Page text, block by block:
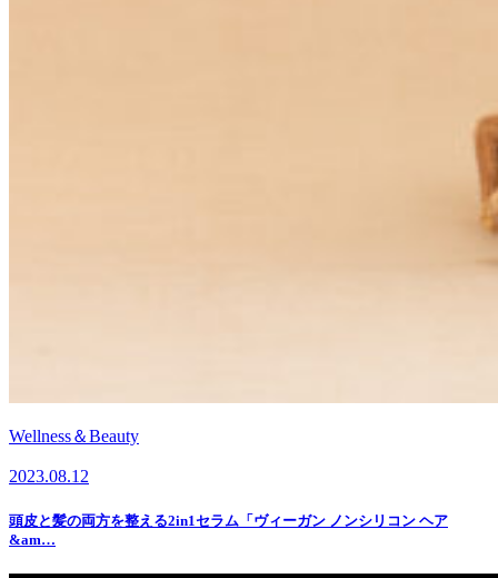
Wellness＆Beauty
2023.08.12
​​頭皮と髪の両方を整える2in1セラム「ヴィーガン ノンシリコン ヘア
&am…